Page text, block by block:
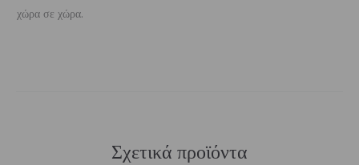
χώρα σε χώρα.
Σχετικά προϊόντα